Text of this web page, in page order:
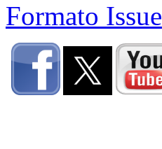
Formato Issue